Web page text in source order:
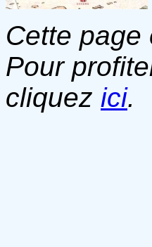
Cette page
Pour
cliquez ici.